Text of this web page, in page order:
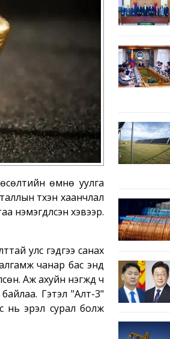
өмнө уулга
түүхэн хаанчлал
хэвээр.
улс гэдгээ санах
чанар бас энд
Аж ахуйн нэгжүүд ч
байлаа. Гэтэл "Алт-3"
нь эрэл сурал болж